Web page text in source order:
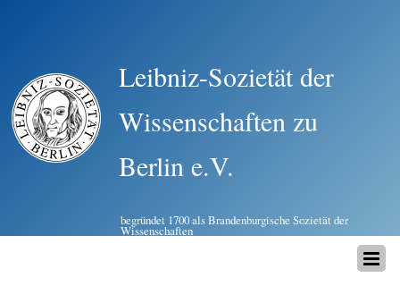
Leibniz-Sozietät der
Wissenschaften zu
Berlin e.V.
begründet 1700 als Brandenburgische Sozietät der
Wissenschaften